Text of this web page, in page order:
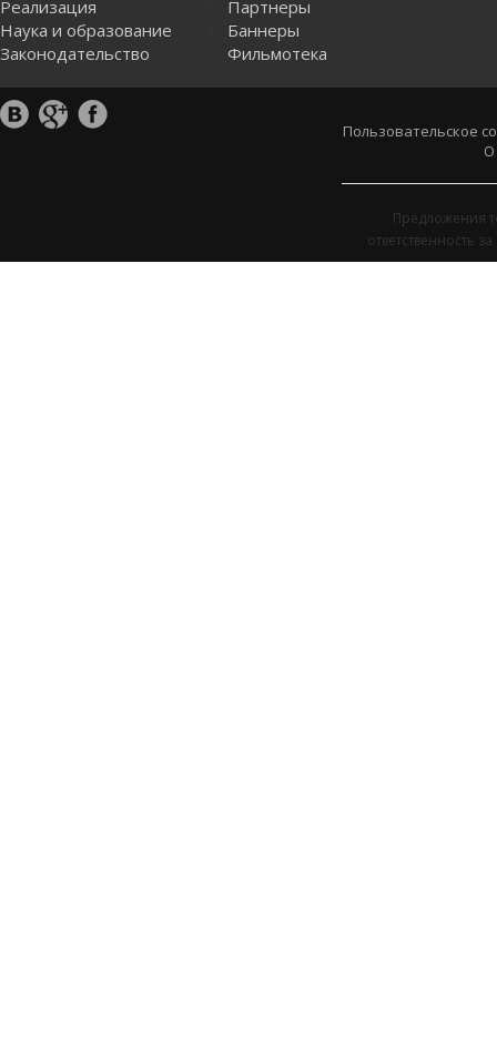
Реализация
Наука и образование
Законодательство
Партнеры
Баннеры
Фильмотека
Пользовательское
О
Предложения
ответственность